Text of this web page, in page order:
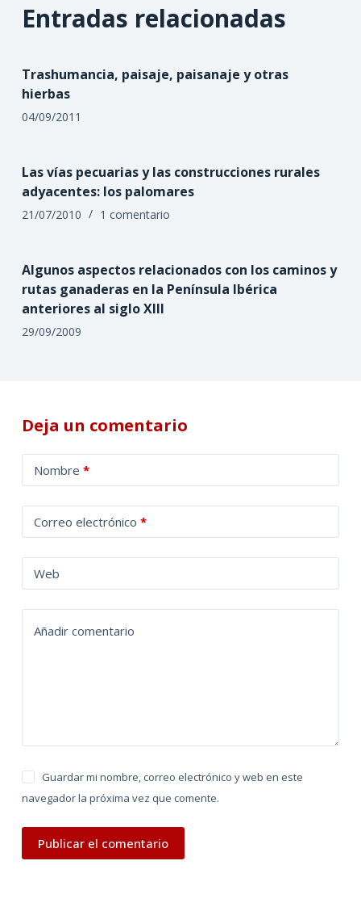
Entradas relacionadas
Trashumancia, paisaje, paisanaje y otras
hierbas
04/09/2011
Las vías pecuarias y las construcciones rurales
adyacentes: los palomares
21/07/2010 1 comentario
Algunos aspectos relacionados con los caminos y
rutas ganaderas en la Península Ibérica
anteriores al siglo XIII
29/09/2009
Deja un comentario
Nombre *
Correo electrónico *
Web
Añadir comentario
Guardar mi nombre, correo electrónico y web en este
navegador la próxima vez que comente.
Publicar el comentario
l
t
a
t